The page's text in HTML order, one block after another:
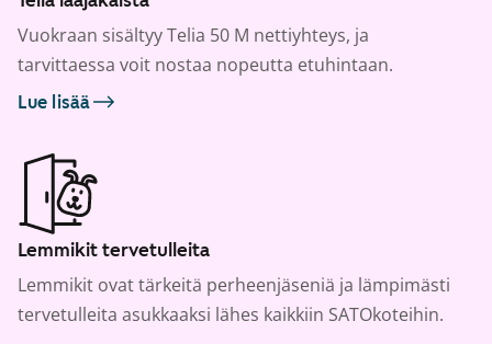
Vuokraan sisältyy Telia 50 M nettiyhteys, ja
tarvittaessa voit nostaa nopeutta etuhintaan.
Lue lisää
Lemmikit tervetulleita
Lemmikit ovat tärkeitä perheenjäseniä ja lämpimästi
tervetulleita asukkaaksi lähes kaikkiin SATOkoteihin.